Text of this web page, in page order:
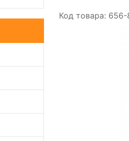
Код товара: 656-